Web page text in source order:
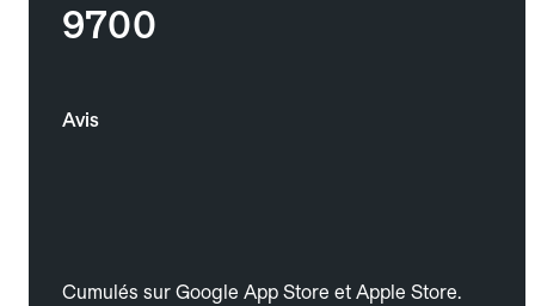
9700
Avis
Cumulés sur Google App Store et Apple Store.